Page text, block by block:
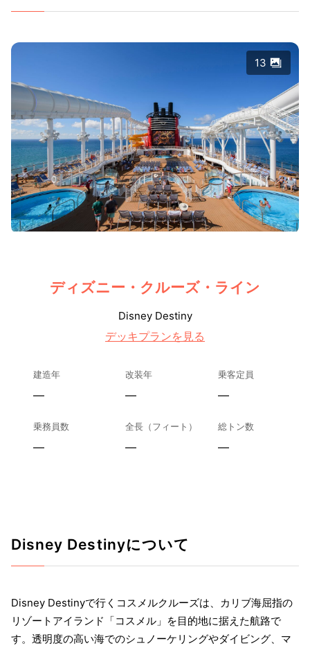
13
ディズニー・クルーズ・ライン
Disney Destiny
デッキプランを見る
建造年
—
改装年
—
乗客定員
—
乗務員数
—
全長（フィート）
—
総トン数
—
Disney Destinyについて
Disney Destinyで行くコスメルクルーズは、カリブ海屈指の
リゾートアイランド「コスメル」を目的地に据えた航路で
す。透明度の高い海でのシュノーケリングやダイビング、マ